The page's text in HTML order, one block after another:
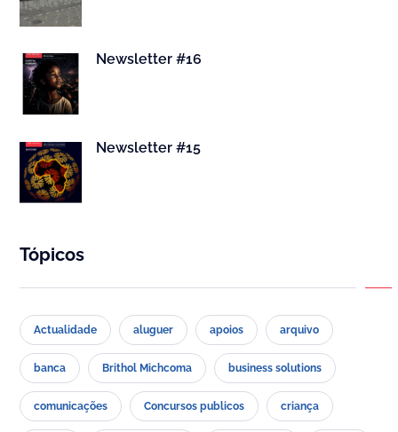
Newsletter #16
Newsletter #15
Tópicos
Actualidade aluguer apoios arquivo
banca Brithol Michcoma business solutions
comunicações Concursos publicos criança